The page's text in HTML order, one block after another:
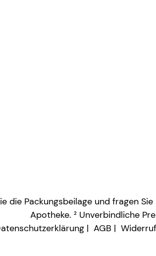
die Packungsbeilage und fragen
Apotheke. ² Unverbindliche
AGB